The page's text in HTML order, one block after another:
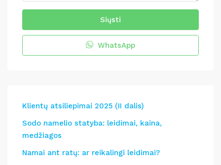
Siųsti
WhatsApp
Klientų atsiliepimai 2025 (II dalis)
Sodo namelio statyba: leidimai, kaina,
medžiagos
Namai ant ratų: ar reikalingi leidimai?